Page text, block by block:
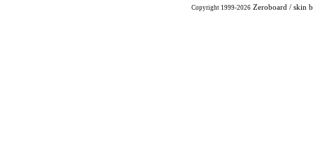
Copyright 1999-2026 Zeroboard / skin